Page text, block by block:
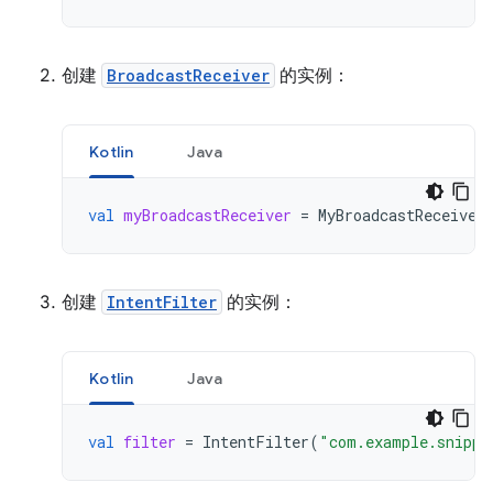
创建 BroadcastReceiver 的实例：
Kotlin Java
val myBroadcastReceiver = MyBroadcastReceiver
创建 IntentFilter 的实例：
Kotlin Java
val filter = IntentFilter(